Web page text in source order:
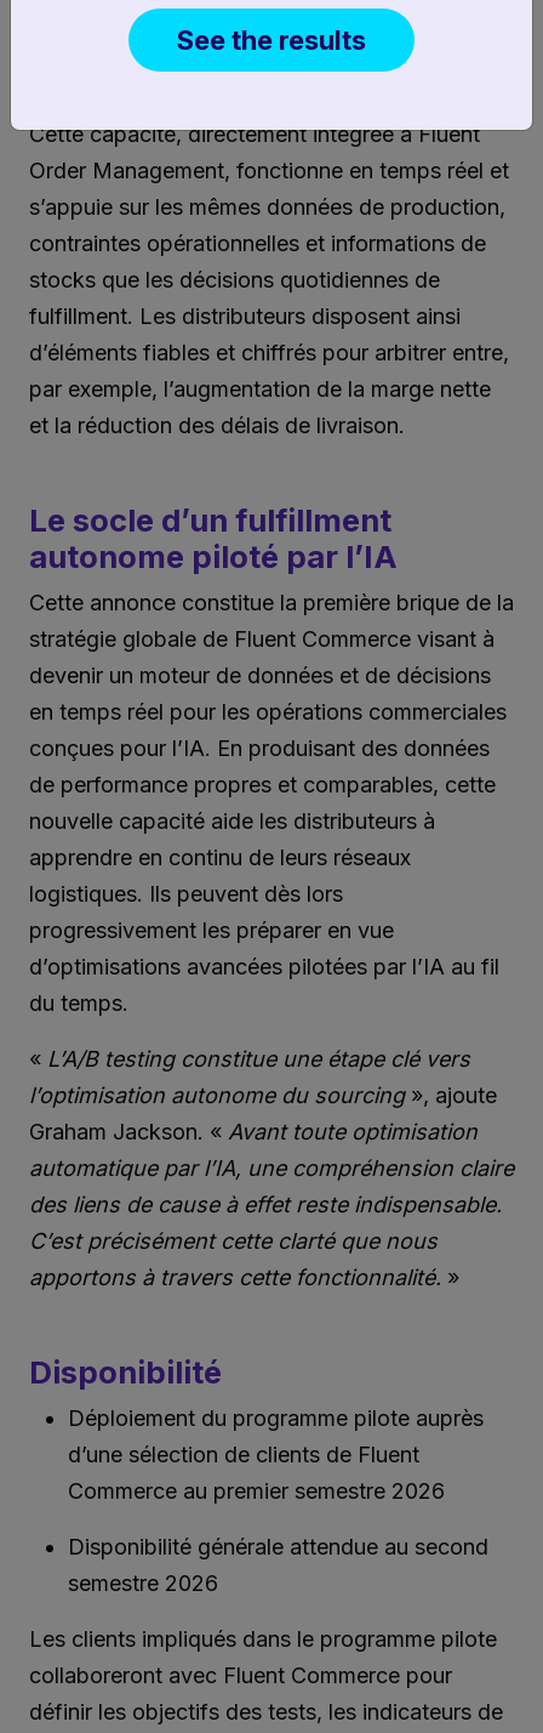
Déployer en toute confiance la logique de
sourcing la plus performante à grande
Cette capacité, directement intégrée à Fluent
Order Management, fonctionne en temps réel et
s’appuie sur les mêmes données de production,
contraintes opérationnelles et informations de
stocks que les décisions quotidiennes de
fulfillment. Les distributeurs disposent ainsi
d’éléments fiables et chiffrés pour arbitrer entre,
par exemple, l’augmentation de la marge nette
et la réduction des délais de livraison.
Le socle d’un fulfillment
autonome piloté par l’IA
Cette annonce constitue la première brique de la
stratégie globale de Fluent Commerce visant à
devenir un moteur de données et de décisions
en temps réel pour les opérations commerciales
conçues pour l’IA. En produisant des données
de performance propres et comparables, cette
nouvelle capacité aide les distributeurs à
apprendre en continu de leurs réseaux
logistiques. Ils peuvent dès lors
progressivement les préparer en vue
d’optimisations avancées pilotées par l’IA au fil
du temps.
« L’A/B testing constitue une étape clé vers
l’optimisation autonome du sourcing», ajoute
Graham Jackson. « Avant toute optimisation
automatique par l’IA, une compréhension claire
des liens de cause à effet reste indispensable.
C’est précisément cette clarté que nous
apportons à travers cette fonctionnalité. »
Disponibilité
Déploiement du programme pilote auprès
d’une sélection de clients de Fluent
Commerce au premier semestre 2026
Disponibilité générale attendue au second
semestre 2026
Les clients impliqués dans le programme pilote
collaboreront avec Fluent Commerce pour
définir les objectifs des tests, les indicateurs de
See the results